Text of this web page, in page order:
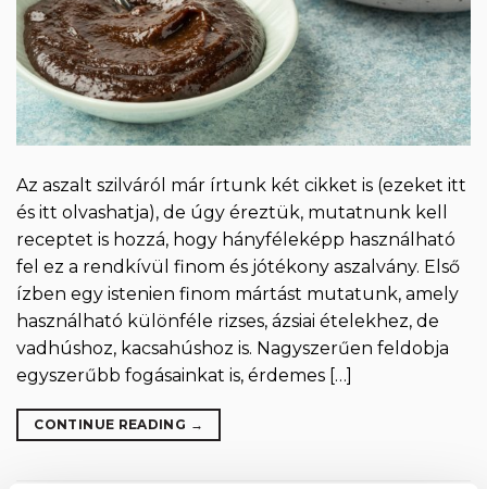
Az aszalt szilváról már írtunk két cikket is (ezeket itt
és itt olvashatja), de úgy éreztük, mutatnunk kell
receptet is hozzá, hogy hányféleképp használható
fel ez a rendkívül finom és jótékony aszalvány. Első
ízben egy istenien finom mártást mutatunk, amely
használható különféle rizses, ázsiai ételekhez, de
vadhúshoz, kacsahúshoz is. Nagyszerűen feldobja
egyszerűbb fogásainkat is, érdemes […]
CONTINUE READING →